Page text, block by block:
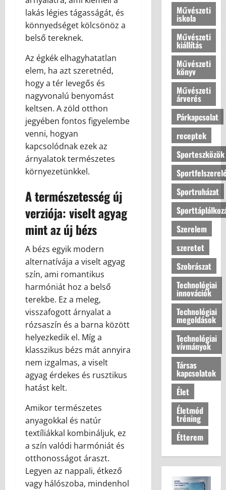
lakás légies tágasságát, és
könnyedséget kölcsönöz a
belső tereknek.
Az égkék elhagyhatatlan
elem, ha azt szeretnéd,
hogy a tér levegős és
nagyvonalú benyomást
keltsen. A zöld otthon
jegyében fontos figyelembe
venni, hogyan
kapcsolódnak ezek az
árnyalatok természetes
környezetünkkel.
A természetesség új
verziója: viselt agyag
mint az új bézs
A bézs egyik modern
alternatívája a viselt agyag
szín, ami romantikus
harmóniát hoz a belső
terekbe. Ez a meleg,
visszafogott árnyalat a
rózsaszín és a barna között
helyezkedik el. Míg a
klasszikus bézs mát annyira
nem izgalmas, a viselt
agyag érdekes és rusztikus
hatást kelt.
Amikor természetes
anyagokkal és natúr
textíliákkal kombináljuk, ez
a szín valódi harmóniát és
otthonosságot áraszt.
Legyen az nappali, étkező
vagy hálószoba, mindenhol
j
é
l
l
o
v
a
s
a
b
a
?
Művészeti
iskola
Művészeti
kiállítás
Művészeti
könyv
Művészeti
árverés
Párkapcsolat
receptek
Sporteszközök
Sportruházat
Szerelem
szeretet
Szobrászat
Technológiai
innovációk
Technológiai
megoldások
Technológiai
vívmányok
Társas
kapcsolatok
Élet
Életmód
tréning
Étterem